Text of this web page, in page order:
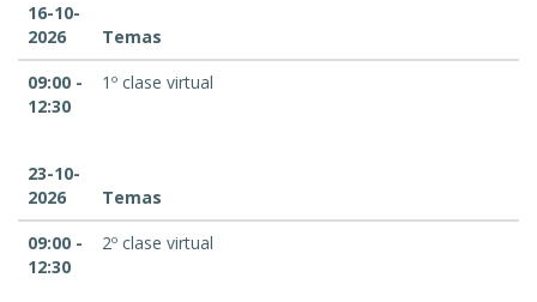
16-10-
2026
Temas
09:00 -
12:30
1º clase virtual
23-10-
2026
Temas
09:00 -
12:30
2º clase virtual